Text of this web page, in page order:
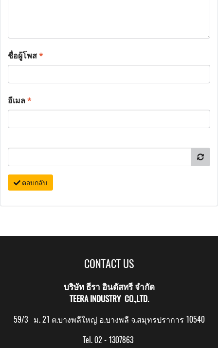
ชื่อผู้โพส*
อีเมล*
ตอบกลับ
CONTACT US
บริษัท ธีรา อินดัสทรี จำกัด
TEERA INDUSTRY CO.,LTD.
59/3 ม. 21 ต.บางพลีใหญ่ อ.บางพลี จ.สมุทรปราการ 10540
Tel. 02 - 1307863